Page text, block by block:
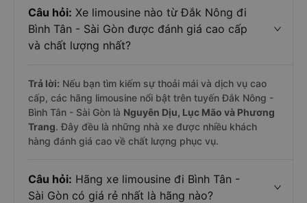
Câu hỏi: Xe limousine nào từ Đắk Nông đi
Bình Tân - Sài Gòn được đánh giá cao cấp
và chất lượng nhất?
Trả lời: Nếu bạn tìm kiếm sự thoải mái và dịch vụ cao
cấp, các hãng limousine nổi bật trên tuyến Đắk Nông -
Bình Tân - Sài Gòn là Nguyên Dịu, Lục Mão và Phương
Trang. Đây đều là những nhà xe được nhiều khách
hàng đánh giá cao về chất lượng phục vụ.
Câu hỏi: Hãng xe limousine đi Bình Tân -
Sài Gòn có giá rẻ nhất là hãng nào?